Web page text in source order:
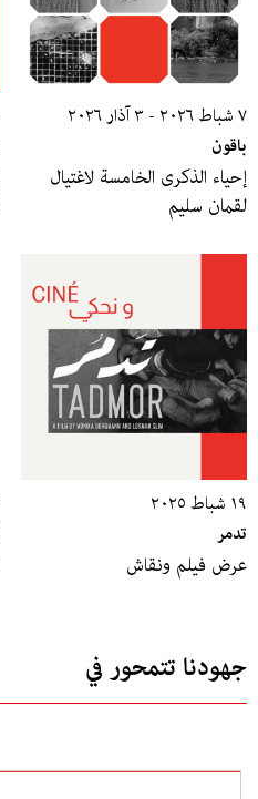
٧ شباط ٢٠٢٦ - ٣ آذار ٢٠٢٦
باقون
إحياء الذكرى الخامسة لاغتيال
لقمان سليم
١٩ شباط ٢٠٢٥
تدمر
عرض فيلم ونقاش
جهودنا تتمحور في